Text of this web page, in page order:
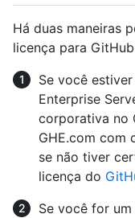
Há duas maneiras
licença para
Se você
Enterprise
corporativa no
GHE.com com
se não tiver
licença do
Se você for